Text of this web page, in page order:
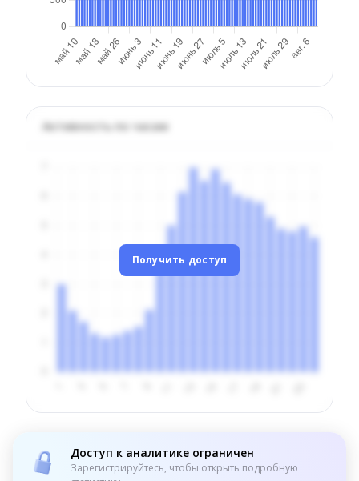
Активность по часам
Получить доступ
Доступ к аналитике ограничен
Зарегистрируйтесь, чтобы открыть подробную